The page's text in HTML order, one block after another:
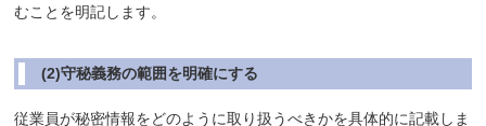
むことを明記します。
(2)守秘義務の範囲を明確にする
従業員が秘密情報をどのように取り扱うべきかを具体的に記載しま